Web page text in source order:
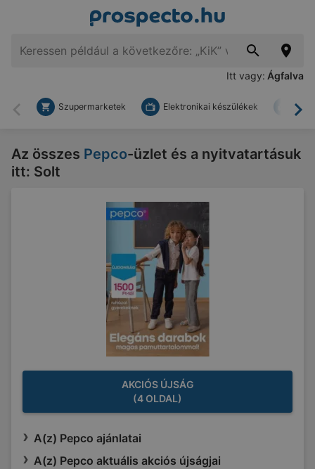
Itt vagy: Ágfalva
Vissza
Szupermarketek Elektronikai készülékek
Az összes Pepco-üzlet és a nyitvatartásuk
itt: Solt
AKCIÓS ÚJSÁG
(4 OLDAL)
A(z) Pepco ajánlatai
A(z) Pepco aktuális akciós újságjai